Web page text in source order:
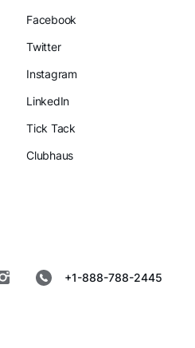
Facebook
Twitter
Instagram
LinkedIn
Tick Tack
Clubhaus
+1-888-788-2445